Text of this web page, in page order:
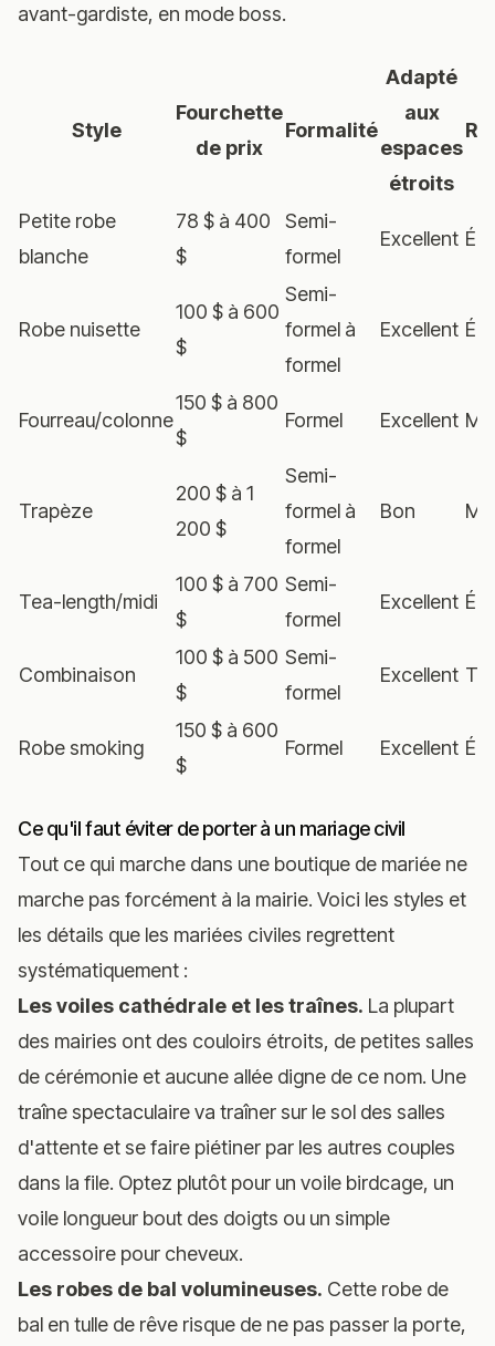
avant-gardiste, en mode boss.
Style
Fourchette
de prix
Formalité
Adapté
aux
espaces
étroits
Petite robe
blanche
78 $ à 400
$
Semi-
formel
Excellent
Robe nuisette
100 $ à 600
$
Semi-
formel à
formel
Excellent
Fourreau/colonne
150 $ à 800
$
Formel Excellent
Trapèze
200 $ à 1
200 $
Semi-
formel à
formel
Bon
Tea-length/midi
100 $ à 700
$
Semi-
formel
Excellent
Combinaison
100 $ à 500
$
Semi-
formel
Excellent
Robe smoking
150 $ à 600
$
Formel Excellent
Ce qu'il faut éviter de porter à un mariage civil
Tout ce qui marche dans une boutique de mariée ne
marche pas forcément à la mairie. Voici les styles et
les détails que les mariées civiles regrettent
systématiquement :
Les voiles cathédrale et les traînes. La plupart
des mairies ont des couloirs étroits, de petites salles
de cérémonie et aucune allée digne de ce nom. Une
traîne spectaculaire va traîner sur le sol des salles
d'attente et se faire piétiner par les autres couples
dans la file. Optez plutôt pour un voile birdcage, un
voile longueur bout des doigts ou un simple
accessoire pour cheveux.
Les robes de bal volumineuses. Cette robe de
bal en tulle de rêve risque de ne pas passer la porte,